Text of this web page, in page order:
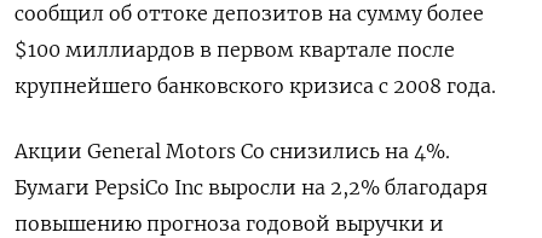
сообщил об оттоке депозитов на сумму более
$100 миллиардов в первом квартале после
крупнейшего банковского кризиса с 2008 года.
Акции General Motors Co снизились на 4%.
Бумаги PepsiCo Inc выросли на 2,2% благодаря
повышению прогноза годовой выручки и